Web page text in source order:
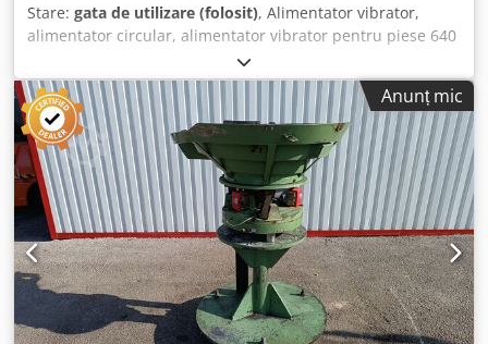
Stare: gata de utilizare (folosit), Alimentator vibrator,
alimentator circular, alimentator vibrator pentru piese 640
mm, utilaj folosit Producător: Gasco Tip: BVN 4 Dimensiuni
totale: Cedpfx Abexnc S Nsherf Lățime: 720 mm Adâncime:
720 mm Înălțime: 510 mm Date electrice: 230 V, 2,5 A, 575
W Dimensiune vas: 340–640 mm
Anunț mic